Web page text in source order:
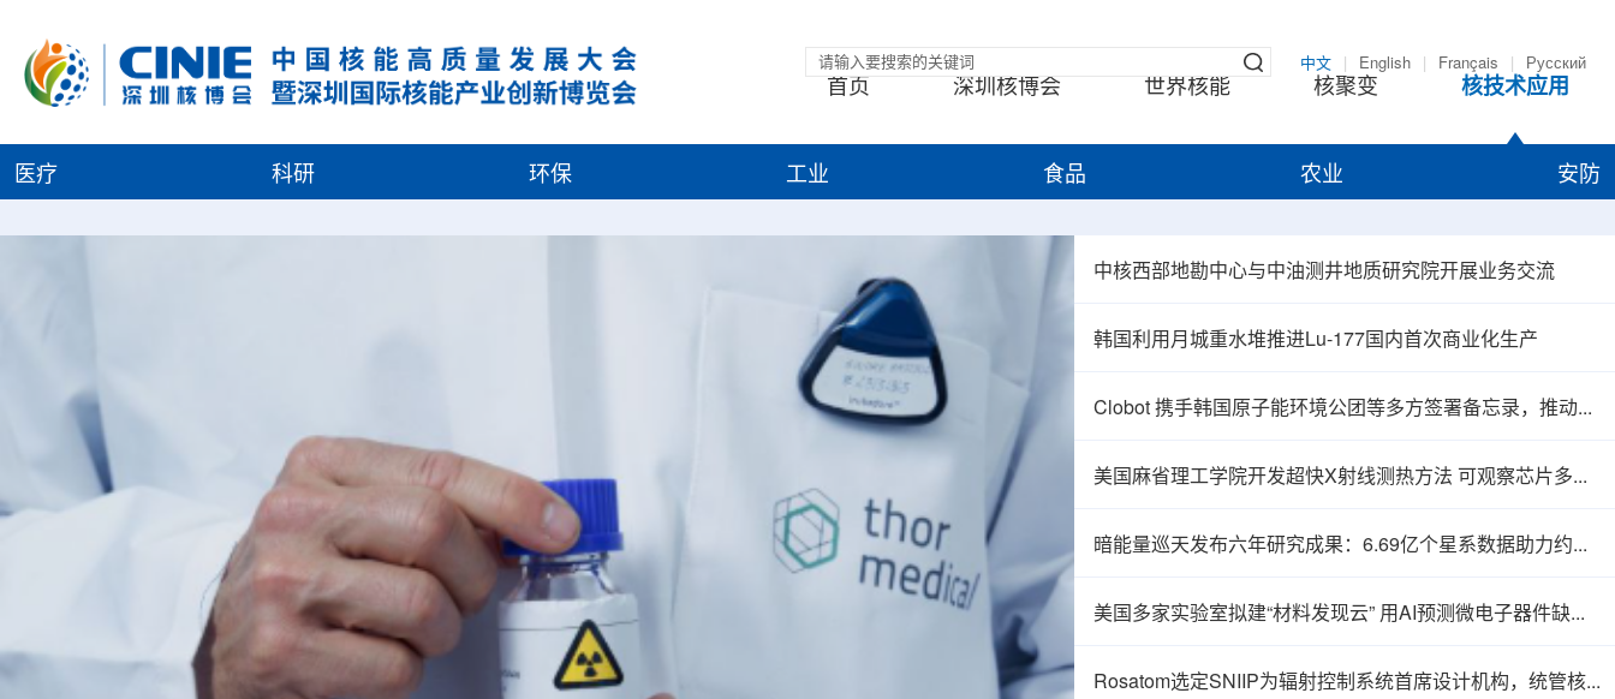
中文 English Français Русский
首页 深圳核博会 世界核能 核聚变 核技术应用
医疗 科研 环保 工业 食品 农业 安防
中核西部地勘中心与中油测井地质研究院开展业务交流
韩国利用月城重水堆推进Lu-177国内首次商业化生产
Clobot 携手韩国原子能环境公团等多方签署备忘录，推动放射性废物安全管理多机型机器人示范
美国麻省理工学院开发超快X射线测热方法 可观察芯片多层结构热传递
暗能量巡天发布六年研究成果：6.69亿个星系数据助力约束宇宙加速膨胀
美国多家实验室拟建“材料发现云” 用AI预测微电子器件缺陷影响
Rosatom选定SNIIP为辐射控制系统首席设计机构，统管核设施放射仪表标准化与进口替代保障